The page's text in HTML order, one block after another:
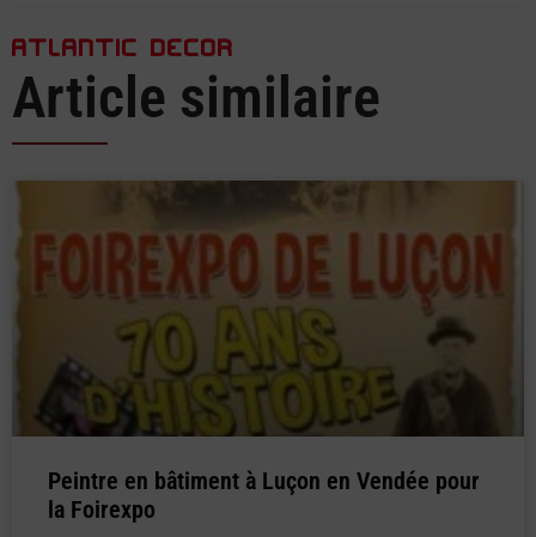
ATLANTIC DECOR
Article similaire
Peintre en bâtiment à Luçon en Vendée pour
la Foirexpo